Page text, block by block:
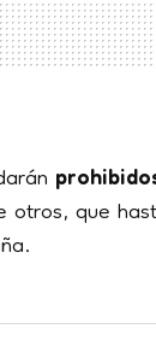
otros, que